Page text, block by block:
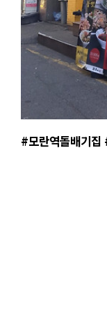
#모란역돌배기